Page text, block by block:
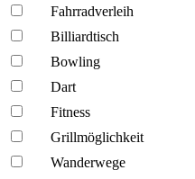
Fahrrad­verleih
Billiardtisch
Bowling
Dart
Fitness
Grillmöglich­keit
Wanderwege